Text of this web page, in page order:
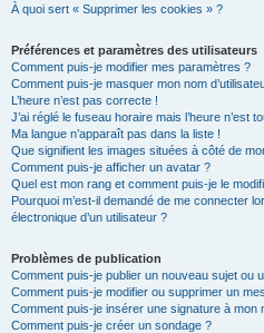
À quoi sert « Supprimer les cookies » ?
Préférences et paramètres des utilisateurs
Comment puis-je modifier mes paramètres ?
Comment puis-je masquer mon nom
L’heure n’est pas correcte !
J’ai réglé le fuseau horaire mais l’heure n’est
Ma langue n’apparaît pas dans la liste !
Que signifient les images situées à côté de
Comment puis-je afficher un avatar ?
Quel est mon rang et comment puis-je le
Pourquoi m’est-il demandé de me connecter
électronique d’un utilisateur ?
Problèmes de publication
Comment puis-je publier un nouveau sujet ou
Comment puis-je modifier ou supprimer un
Comment puis-je insérer une signature à mon
Comment puis-je créer un sondage ?